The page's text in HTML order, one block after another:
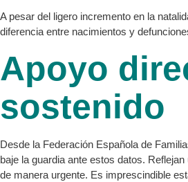
A pesar del ligero incremento en la
diferencia entre nacimientos y
Apoyo
sostenido
Desde la Federación Española de
baje la guardia ante estos datos.
de manera urgente. Es imprescindible